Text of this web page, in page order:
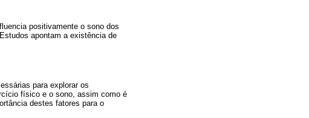
positivamente o sono dos
apontam a existência de
para explorar os
físico e o sono, assim como é
destes fatores para o